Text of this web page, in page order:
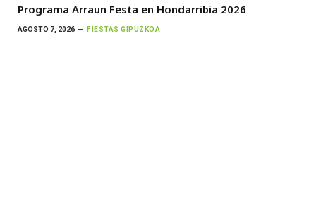
Programa Arraun Festa en Hondarribia 2026
AGOSTO 7, 2026 FIESTAS GIPUZKOA